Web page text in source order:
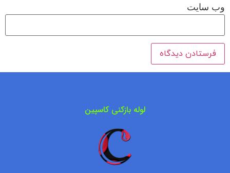
وب‌ سایت
لوله بازکنی کاسپین